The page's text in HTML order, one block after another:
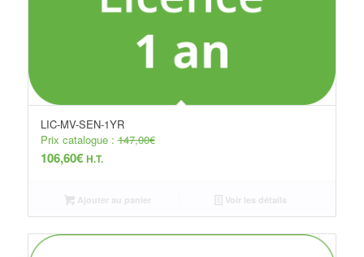
LIC-MV-SEN-1YR
Prix catalogue :147,00€
106,60€ H.T.
Ajouter au panier Voir les détails